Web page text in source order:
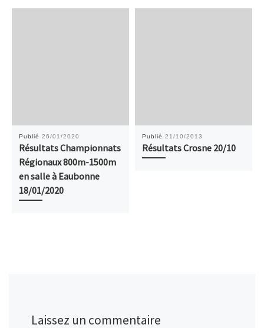
Publié 26/01/2020
Résultats Championnats
Régionaux 800m-1500m
en salle à Eaubonne
18/01/2020
Publié 21/10/2013
Résultats Crosne 20/10
Laissez un commentaire